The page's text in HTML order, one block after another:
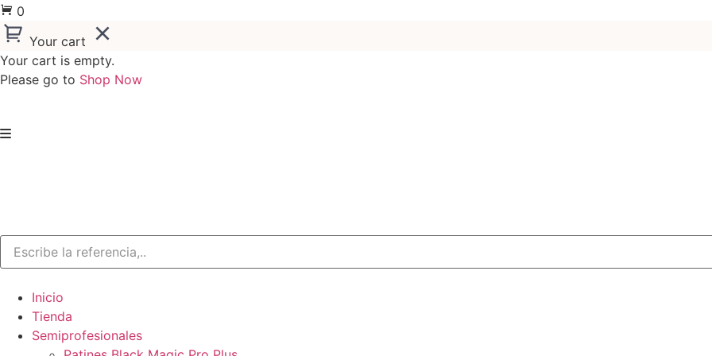
0
Your cart
Your cart is empty.
Please go to Shop Now
contenido
Inicio
Tienda
Semiprofesionales